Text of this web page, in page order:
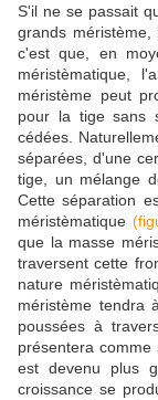
S'il ne se passait
grands
c'est que, en
méristèmatique,
méristème peut
pour la tige sans
cédées.
séparées, d'une
tige, un mélange
Cette séparation
méristèmatique
que la masse
traversent cette
nature
méristème tendra
poussées à
présentera
est devenu plus
croissance se